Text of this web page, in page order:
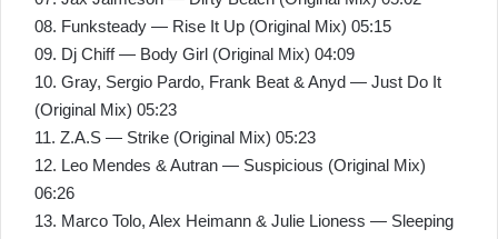
08. Funksteady — Rise It Up (Original Mix) 05:15
09. Dj Chiff — Body Girl (Original Mix) 04:09
10. Gray, Sergio Pardo, Frank Beat & Anyd — Just Do It
(Original Mix) 05:23
11. Z.A.S — Strike (Original Mix) 05:23
12. Leo Mendes & Autran — Suspicious (Original Mix)
06:26
13. Marco Tolo, Alex Heimann & Julie Lioness — Sleeping